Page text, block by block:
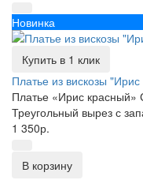
Новинка
Купить в 1 клик
Платье из вискозы
Платье «Ирис красный»
Треугольный вырез с
1 350р.
В корзину